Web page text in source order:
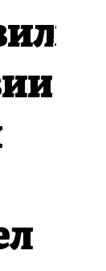
К
А
П
О